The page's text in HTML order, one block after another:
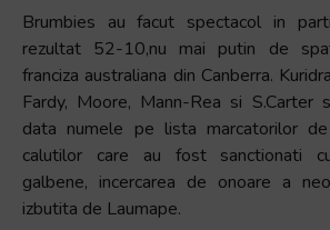
Brumbies au facut spectacol in
rezultat 52-10,nu mai putin de
franciza australiana din Canberra.
Fardy, Moore, Mann-Rea si
data numele pe lista marcatorilor
calutilor care au fost sanctionati
galbene, incercarea de onoare a
izbutita de Laumape.